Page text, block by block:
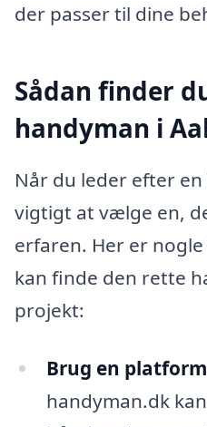
der passer til dine
Sådan finder
handyman i
Når du leder efter
vigtigt at vælge en,
erfaren. Her er
kan finde den rette
projekt:
Brug en
handyman.dk